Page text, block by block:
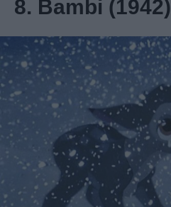
8. Bambi (1942)